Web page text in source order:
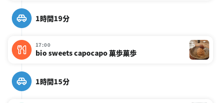
1時間19分
17:00
bio sweets capocapo 菓歩菓歩
1時間15分